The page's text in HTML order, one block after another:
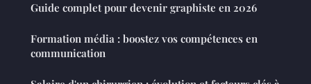
Guide complet pour devenir graphiste en 2026
Formation média : boostez vos compétences en
communication